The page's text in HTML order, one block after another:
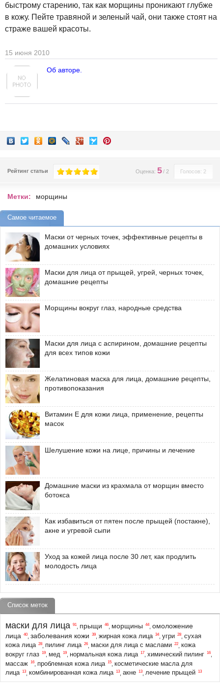
быстрому старению, так как морщины проникают глубже
в кожу. Пейте травяной и зеленый чай, они также стоят на
страже вашей красоты.
15 июня 2010
Об авторе.
Рейтинг статьи Голосов: 2
Оценка: 5/ 2
Метки: морщины
Самое читаемое
Маски от черных точек, эффективные рецепты в
домашних условиях
Маски для лица от прыщей, угрей, черных точек,
домашние рецепты
Морщины вокруг глаз, народные средства
Маски для лица с аспирином, домашние рецепты
для всех типов кожи
Желатиновая маска для лица, домашние рецепты,
противопоказания
Витамин Е для кожи лица, применение, рецепты
масок
Шелушение кожи на лице, причины и лечение
Домашние маски из крахмала от морщин вместо
ботокса
Как избавиться от пятен после прыщей (постакне),
акне и угревой сыпи
Уход за кожей лица после 30 лет, как продлить
молодость лица
Список меток
маски для лица 91 прыщи 46 морщины 44, омоложение
лица
40, заболевания кожи 39 жирная кожа лица 34, угри 28
сухая
кожа лица 28 пилинг лица 26 маски для лица с маслами 22
кожа
вокруг глаз 19 мед 19 нормальная кожа лица 17 химический пилинг 16
массаж 16 проблемная кожа лица 15
косметические масла для
лица 13 комбинированная кожа лица 13 акне 13 лечение прыщей 13